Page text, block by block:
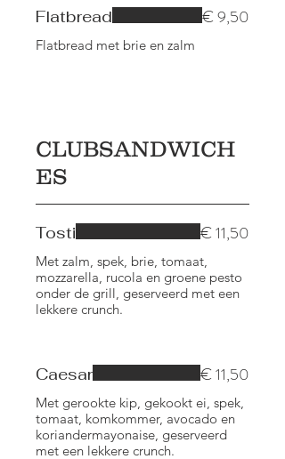
Flatbread
Flatbread met brie en zalm
€ 9,50
CLUBSANDWICH
ES
Tosti
Met zalm, spek, brie, tomaat,
mozzarella, rucola en groene pesto
onder de grill, geserveerd met een
lekkere crunch.
€ 11,50
Caesar
Met gerookte kip, gekookt ei, spek,
tomaat, komkommer, avocado en
koriandermayonaise, geserveerd
met een lekkere crunch.
€ 11,50